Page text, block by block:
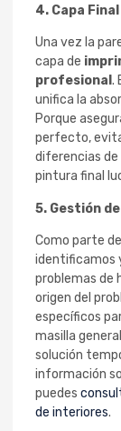
4. Capa
Una vez la
capa de
profesional .
unifica la
Porque
perfecto,
diferencias de
pintura final
5. Gestión
Como parte
identificamos
problemas de
origen del
específicos
masilla
solución
información
puedes
de interiores.